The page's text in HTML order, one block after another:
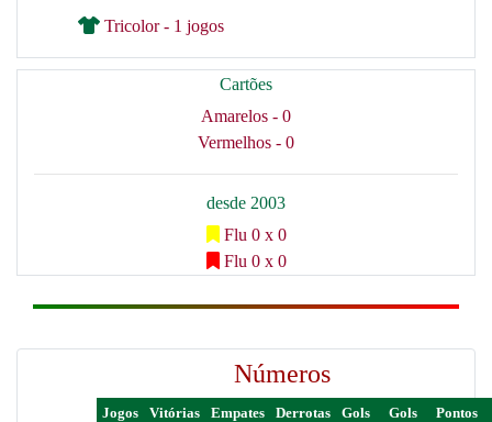
Tricolor - 1 jogos
Cartões
Amarelos - 0
Vermelhos - 0
desde 2003
Flu 0 x 0
Flu 0 x 0
Números
Jogos Vitórias Empates Derrotas
Gols
Gols
Pontos